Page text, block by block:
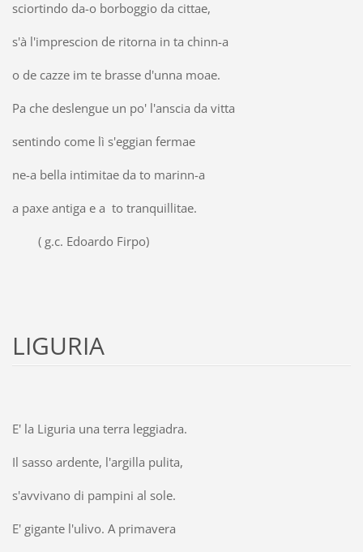
sciortindo da-o borboggio da cittae,
s'à l'imprescion de ritorna in ta chinn-a
o de cazze im te brasse d'unna moae.
Pa che deslengue un po' l'anscia da vitta
sentindo come lì s'eggian fermae
ne-a bella intimitae da to marinn-a
a paxe antiga e a to tranquillitae.
( g.c. Edoardo Firpo)
LIGURIA
E' la Liguria una terra leggiadra.
Il sasso ardente, l'argilla pulita,
s'avvivano di pampini al sole.
E' gigante l'ulivo. A primavera